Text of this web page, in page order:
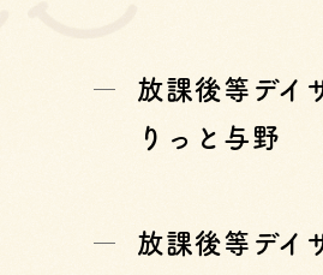
放課後等デイ
りっと与野
放課後等デイ